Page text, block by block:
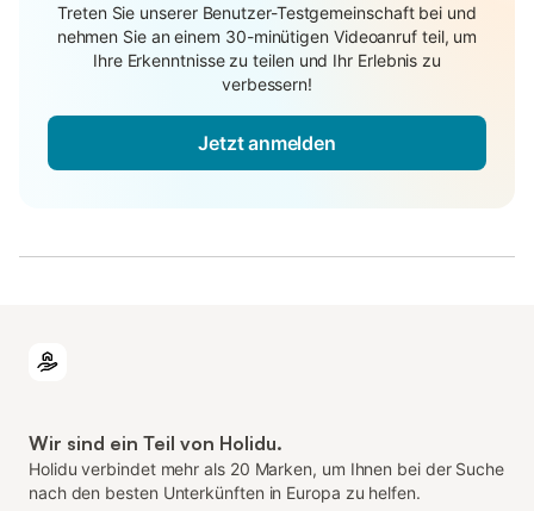
Treten Sie unserer Benutzer-Testgemeinschaft bei und
nehmen Sie an einem 30-minütigen Videoanruf teil, um
Ihre Erkenntnisse zu teilen und Ihr Erlebnis zu
verbessern!
Jetzt anmelden
Wir sind ein Teil von Holidu.
Holidu verbindet mehr als 20 Marken, um Ihnen bei der Suche
nach den besten Unterkünften in Europa zu helfen.